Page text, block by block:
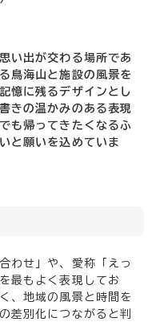
い出が交わる場所であ
鳥海山と施設の風景を
憶に残るデザインとし
きの温かみのある表現
も帰ってきたくなるふ
と願いを込めていま
わせ」や、愛称「えっ
最もよく表現してお
、地域の風景と時間を
差別化につながると判